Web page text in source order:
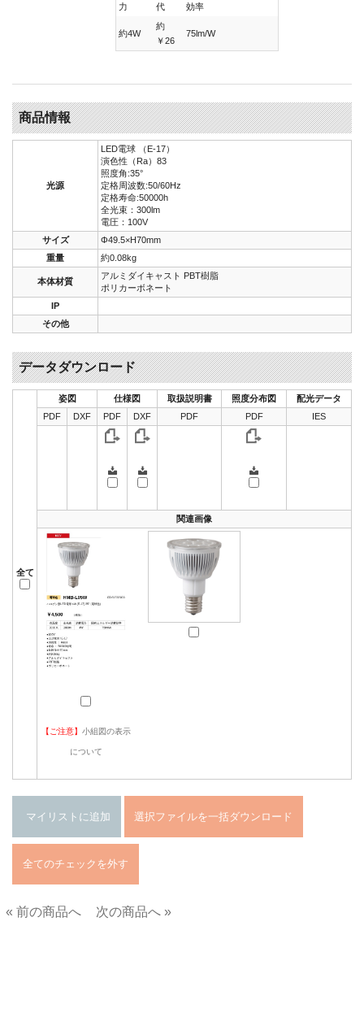
力
代
効率
約4W
約
￥26
75lm/W
商品情報
光源
LED電球 （E-17）
演色性（Ra）83
照度角:35°
定格周波数:50/60Hz
定格寿命:50000h
全光束：300lm
電圧：100V
サイズ
Φ49.5×H70mm
重量
約0.08kg
本体材質
アルミダイキャスト PBT樹脂
ポリカーボネート
IP
その他
データダウンロード
全て
姿図 仕様図 取扱説明書 照度分布図
配光データ
PDF
DXF PDF DXF PDF PDF IES
関連画像
【ご注意】 小組図の表示
について
« 前の商品へ
次の商品へ »